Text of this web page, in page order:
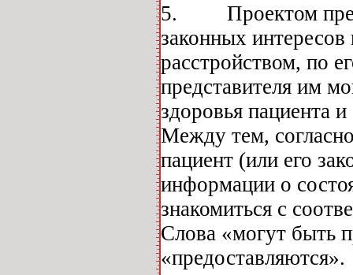
5. Проектом
законных
расстройством, по
представителя им
здоровья пациента
Между тем,
пациент (или его
информации о
знакомиться с
Слова «могут быть
«предоставляются».